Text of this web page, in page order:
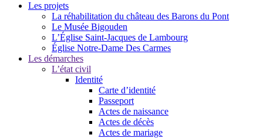
Les projets
La réhabilitation du château des Barons du Pont
Le Musée Bigouden
L’Église Saint-Jacques de Lambourg
Église Notre-Dame Des Carmes
Les démarches
L’état civil
Identité
Carte d’identité
Passeport
Actes de naissance
Actes de décès
Actes de mariage